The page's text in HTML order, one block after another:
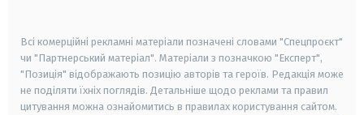
Всі комерційні рекламні матеріали позначені словами "Спецпроєкт"
чи "Партнерський матеріал". Матеріали з позначкою "Експерт",
"Позиція" відображають позицію авторів та героїв. Редакція може
не поділяти їхніх поглядів. Детальніше щодо реклами та правил
цитування можна ознайомитись в правилах користування сайтом.